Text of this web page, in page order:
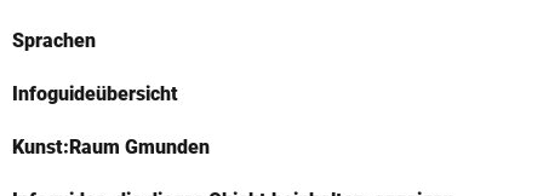
Sprachen
Infoguideübersicht
Kunst:Raum Gmunden